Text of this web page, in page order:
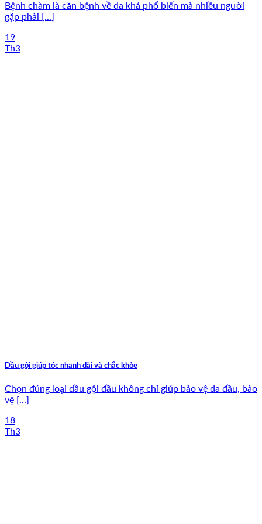
Bệnh chàm là căn bệnh về da khá phổ biến mà nhiều người
gặp phải [...]
19
Th3
Dầu gội giúp tóc nhanh dài và chắc khỏe
Chọn đúng loại dầu gội đầu không chỉ giúp bảo vệ da đầu, bảo
vệ [...]
18
Th3